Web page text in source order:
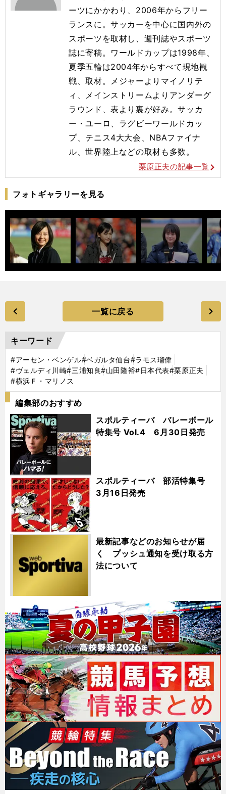
ーツにかかわり、 2006年からフリー
ランスに。サッカーを中心に国内外の
スポーツを取材し、週刊誌やスポーツ
誌に寄稿。ワールドカップは1998年、
夏季五輪は2004年からすべて現地観
戦、取材。
メジャーよりマイノリテ
ィ、メインストリームよりアンダーグ
ラウンド、表より裏が好み。サッカ
ー・ユーロ、 ラグビーワールドカッ
プ、テニス4大大会、 NBAファイナ
ル、世界陸上などの取材も多数。
栗原正夫の記事一覧
フォトギャラリーを見る
一覧に戻る
キーワード
#アーセン・ベンゲル#ベガルタ仙台#ラモス瑠偉
#ヴェルディ川崎#三浦知良#山田隆裕#日本代表#栗原正夫
#横浜Ｆ・マリノス
編集部のおすすめ
スポルティーバ バレーボール
特集号 Vol.4 6月30日発売
スポルティーバ 部活特集号
3月16日発売
最新記事などのお知らせが届
く プッシュ通知を受け取る方
法について